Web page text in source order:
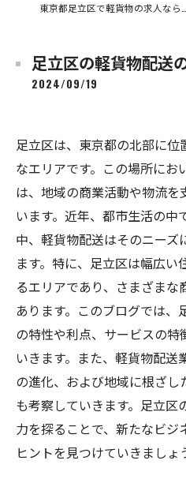
足立区の軽貨物配送
2024/09/19
足立区は、東京都の北部に
なエリアです。この場所にお
は、地域の商業活動や物流を
います。近年、都市生活の中
中、軽貨物配送はそのニー
ます。特に、足立区は幅広
るエリアであり、さまざま
あります。このブログでは、
の特性や利点、サービスの
いきます。また、軽貨物配送
の進化、および地域に根ざ
も考察していきます。足立
力を探ることで、新たなビ
ヒントを見つけていきましょ